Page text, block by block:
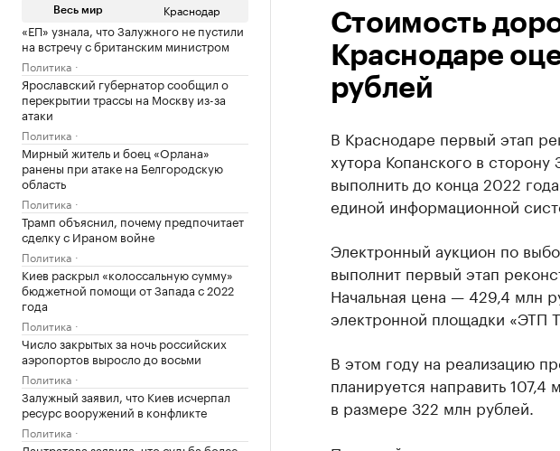
Весь мир Краснодар
«ЕП» узнала, что Залужного не пустили
на встречу с британским министром
Политика
Ярославский губернатор сообщил о
перекрытии трассы на Москву из-за
атаки
Политика
Мирный житель и боец «Орлана»
ранены при атаке на Белгородскую
область
Политика
Трамп объяснил, почему предпочитает
сделку с Ираном войне
Политика
Киев раскрыл «колоссальную сумму»
бюджетной помощи от Запада с 2022
года
Политика
Число закрытых за ночь российских
аэропортов выросло до восьми
Политика
Залужный заявил, что Киев исчерпал
ресурс вооружений в конфликте
Политика
Стоимость
Краснодаре
рублей
В Краснодаре первый этап
хутора Копанского в
выполнить до конца 2022
единой информационной
Электронный аукцион по
выполнит первый этап
Начальная цена — 429,4 млн
электронной площадки «ЭТП
В этом году на реализацию
планируется направить
в размере 322 млн рублей.